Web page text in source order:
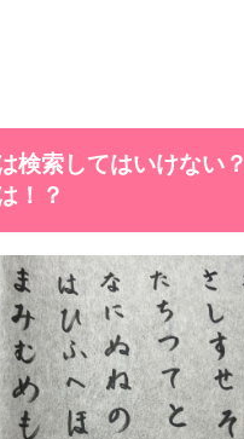
検索してはいけない
！？